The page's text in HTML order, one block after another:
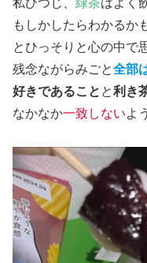
もしかしたらわかるか
とひっそりと心の中で
残念ながらみごと全部
好きであること と利き
なかなか一致しないよ